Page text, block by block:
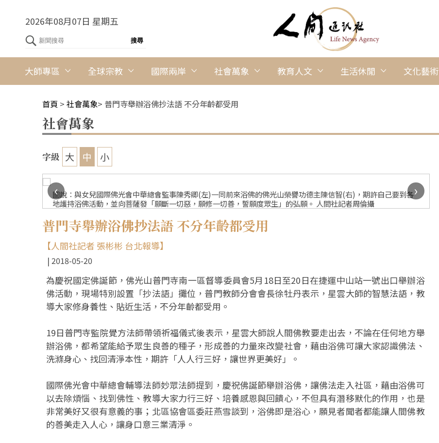
2026年08月07日 星期五
大師專區 全球宗教 國際兩岸 社會萬象 教育人文 生活休閒 文化藝術
首頁 > 社會萬象> 普門寺舉辦浴佛抄法語 不分年齡都受用
社會萬象
字級 大 中 小
圖說：與女兒國際佛光會中華總會監事陳秀卿(左)一同前來浴佛的佛光山榮譽功德主陳信智(右)，期許自己要到各
地護持浴佛活動，並向菩薩發「願斷一切惡，願修一切善，誓願度眾生」的弘願。 人間社記者周倫攝
‹
›
普門寺舉辦浴佛抄法語 不分年齡都受用
【人間社記者 張彬彬 台北報導】
2018-05-20
為慶祝國定佛誕節，佛光山普門寺南一區督導委員會5月18日至20日在捷運中山站一號出口舉辦浴
佛活動，現場特別設置「抄法語」攤位，普門教師分會會長徐牡丹表示，星雲大師的智慧法語，教
導大家修身養性、貼近生活，不分年齡都受用。
19日普門寺監院覺方法師帶領祈福儀式後表示，星雲大師說人間佛教要走出去，不論在任何地方舉
辦浴佛，都希望能給予眾生良善的種子，形成善的力量來改變社會，藉由浴佛可讓大家認識佛法、
洗滌身心、找回清淨本性，期許「人人行三好，讓世界更美好」。
國際佛光會中華總會輔導法師妙眾法師提到，慶祝佛誕節舉辦浴佛，讓佛法走入社區，藉由浴佛可
以去除煩惱、找到佛性、教導大家力行三好、培養感恩與回饋心，不但具有潛移默化的作用，也是
非常美好又很有意義的事；北區協會區委莊燕雪談到，浴佛即是浴心，願見者聞者都能讓人間佛教
的善美走入人心，讓身口意三業清淨。